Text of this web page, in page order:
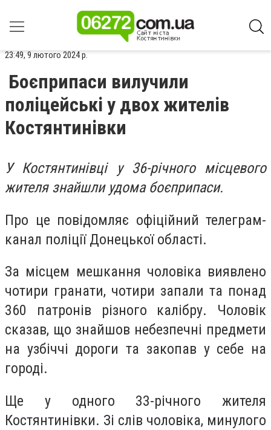
23:49, 9 лютого 2024 р.
Боєприпаси вилучили
поліцейські у двох жителів
Костянтинівки
У Костянтинівці у 36-річного місцевого
жителя знайшли удома боєприпаси.
Про це повідомляє офіційний телеграм-
канал поліції Донецької області.
За місцем мешкання чоловіка виявлено
чотири гранати, чотири запали та понад
360 патронів різного калібру. Чоловік
сказав, що знайшов небезпечні предмети
на узбіччі дороги та закопав у себе на
городі.
Ще у одного 33-річного жителя
Костянтинівки. Зі слів чоловіка, минулого